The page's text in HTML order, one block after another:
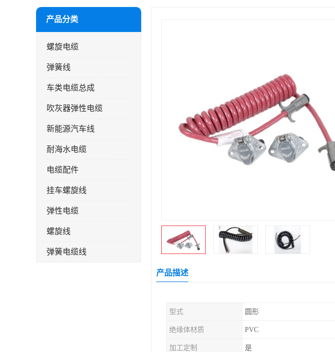
产品分类
螺旋电缆
弹簧线
车类电缆总成
吹灰器弹性电缆
新能源汽车线
耐海水电缆
电缆配件
挂车螺旋线
弹性电缆
螺旋线
弹簧电缆线
产品描述
型式 圆形
绝缘体材质 PVC
加工定制 是